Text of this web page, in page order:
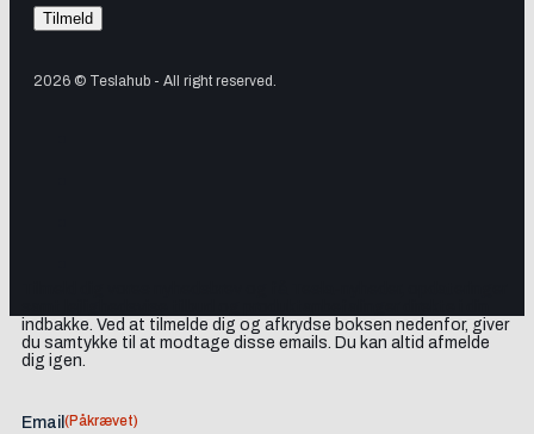
2026 © Teslahub - All right reserved.
indbakke. Ved at tilmelde dig og afkrydse boksen nedenfor, giver
du samtykke til at modtage disse emails. Du kan altid afmelde
dig igen.
Email (Påkrævet)